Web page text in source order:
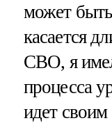
может
касается
СВО, я
процесса
идет